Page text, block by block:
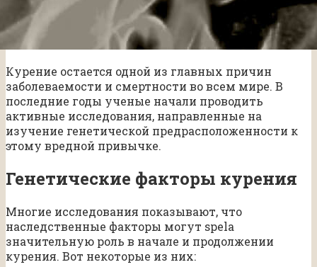
Курение остается одной из главных причин
заболеваемости и смертности во всем мире. В
последние годы ученые начали проводить
активные исследования, направленные на
изучение генетической предрасположенности к
этому вредной привычке.
Генетические факторы курения
Многие исследования показывают, что
наследственные факторы могут spela
значительную роль в начале и продолжении
курения. Вот некоторые из них: